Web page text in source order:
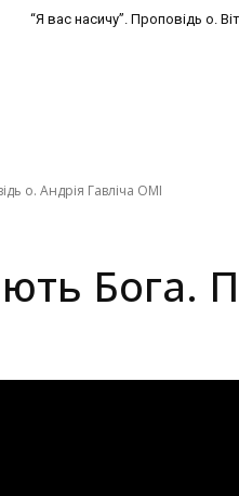
“Я вас насичу”. Проповідь о.